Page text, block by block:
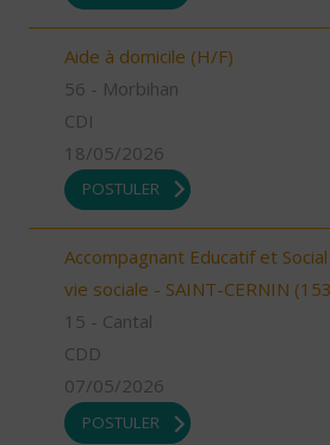
Aide à domicile (H/F)
56 - Morbihan
CDI
18/05/2026
POSTULER
Accompagnant Educatif et
vie sociale - SAINT-CERNIN
15 - Cantal
CDD
07/05/2026
POSTULER